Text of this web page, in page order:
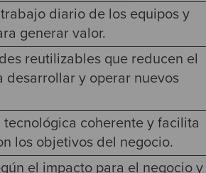
diario de los equipos y
generar valor.
reutilizables que reducen el
desarrollar y operar nuevos
coherente y facilita
los objetivos del negocio.
el impacto para el negocio y